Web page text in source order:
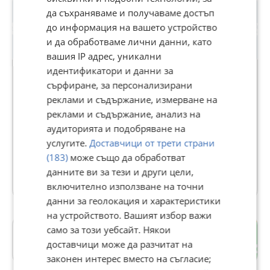
• Фланците са с центриращ борд за джантата.
• Предлагаме фланци за джанти за всички
автомобили и джипове от 5мм до 50мм налични на
склад. Купи сега с Бърза доставка!
• Предлагаме всички размери Болтове и Гайки за
Джанти ( Черни и Цинк Покритие).
• Втулки за Джанти над 200 размера на склад цена:
13.90лв 4бр.
Капачки за болтове на джанти 17мм–
никел.
•
СЕКРЕТНИ БОЛТОВЕ, ГАЙКИ И СЕКРЕТНИ ГАЙКИ
• КЛАС: 10.9 якост.
Фланци и болтове за джанти
В Bazar.BG от 20 февруари 2011г.
Последно активен днес в 14:04 ч.
Доставя с отстъпка
49 Обяви
Център
гр. Пловдив
да съхраняваме и получаваме достъп
до информация на вашето устройство
и да обработваме лични данни, като
вашия IP адрес, уникални
идентификатори и данни за
сърфиране, за персонализирани
реклами и съдържание, измерване на
реклами и съдържание, анализ на
аудиторията и подобряване на
услугите. Доставчици от трети страни
(183)може също да обработват
данните ви за тези и други цели,
включително използване на точни
данни за геолокация и характеристики
на устройството. Вашият избор важи
само за този уебсайт. Някои
доставчици може да разчитат на
законен интерес вместо на съгласие;